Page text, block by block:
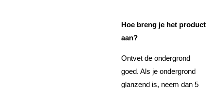
Hoe breng je het product
aan?
Ontvet de ondergrond
goed. Als je ondergrond
glanzend is, neem dan 5